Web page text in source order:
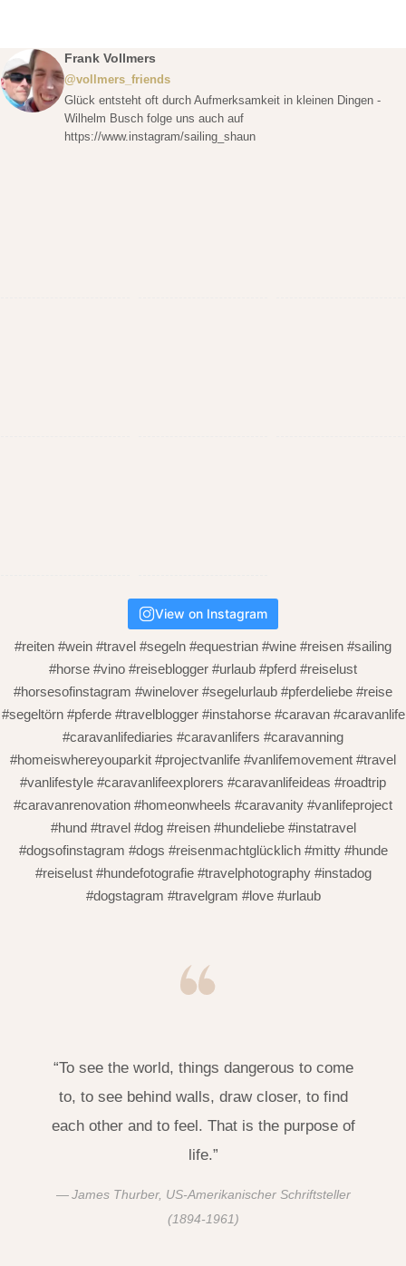
Frank Vollmers
@vollmers_friends
Glück entsteht oft durch Aufmerksamkeit in kleinen Dingen -
Wilhelm Busch folge uns auch auf
https://www.instagram/sailing_shaun
View on Instagram
#reiten #wein #travel #segeln #equestrian #wine #reisen #sailing
#horse #vino #reiseblogger #urlaub #pferd #reiselust
#horsesofinstagram #winelover #segelurlaub #pferdeliebe #reise
#segeltörn #pferde #travelblogger #instahorse #caravan #caravanlife
#caravanlifediaries #caravanlifers #caravanning
#homeiswhereyouparkit #projectvanlife #vanlifemovement #travel
#vanlifestyle #caravanlifeexplorers #caravanlifeideas #roadtrip
#caravanrenovation #homeonwheels #caravanity #vanlifeproject
#hund #travel #dog #reisen #hundeliebe #instatravel
#dogsofinstagram #dogs #reisenmachtglücklich #mitty #hunde
#reiselust #hundefotografie #travelphotography #instadog
#dogstagram #travelgram #love #urlaub
“To see the world, things dangerous to come
to, to see behind walls, draw closer, to find
each other and to feel. That is the purpose of
life.”
James Thurber, US-Amerikanischer Schriftsteller
(1894-1961)